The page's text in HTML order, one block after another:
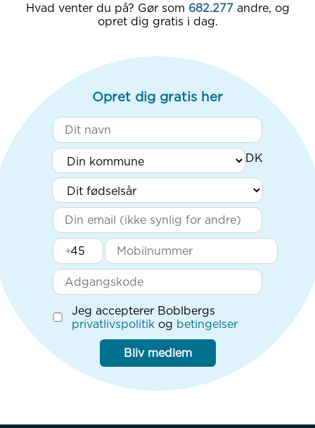
Hvad venter du på? Gør som 682.277 andre, og
opret dig gratis i dag.
Opret dig gratis her
+
Jeg accepterer Boblbergs
privatlivspolitik og betingelser
Bliv medlem